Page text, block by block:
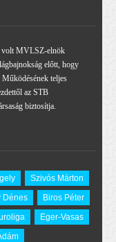
volt MVLSZ-elnök
előtt, hogy
teljes
az STB
biztosítja.
Szivós Márton
Dénes
Biros Péter
Eger-Vasas